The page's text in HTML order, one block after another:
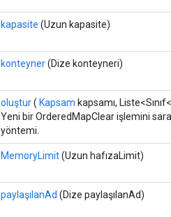
kapasite (Uzun kapasite)
konteyner(Dize konteyneri)
oluştur( Kapsam kapsamı,
Yeni bir OrderedMapClear işlemini
yöntemi.
MemoryLimit(Uzun hafızaLimit)
paylaşılanAd (Dize paylaşılanAd)